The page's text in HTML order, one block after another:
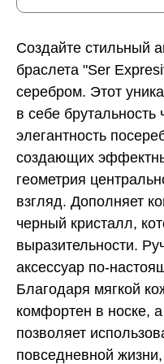
Создайте стильный
браслета "Ser
серебром. Этот
в себе брутальность
элегантность
создающих
геометрия
взгляд. Дополняет
черный кристалл,
выразительности.
аксессуар по-
Благодаря мягкой
комфортен в носке,
позволяет
повседневной